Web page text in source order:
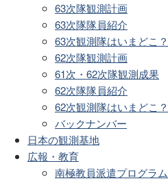
63次隊観測計画
63次隊隊員紹介
63次観測隊はいまどこ？
62次隊観測計画
61次・62次隊観測成果
62次隊隊員紹介
62次観測隊はいまどこ？
バックナンバー
日本の観測基地
広報・教育
南極教員派遣プログラム